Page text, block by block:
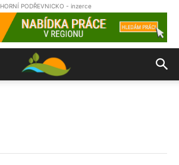
HORNÍ PODŘEVNICKO - inzerce